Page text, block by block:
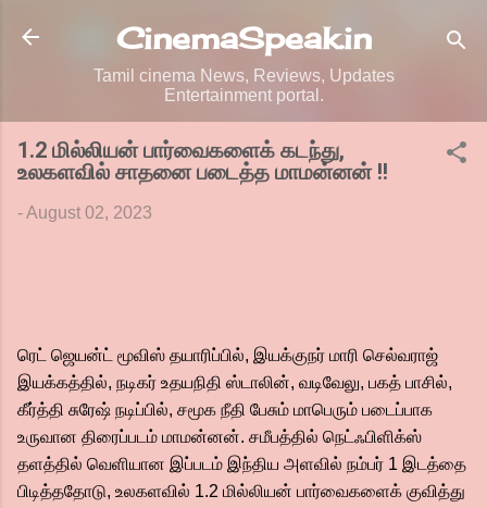
Skip to main content
CinemaSpeak.in
Tamil cinema News, Reviews, Updates
Entertainment portal.
1.2 மில்லியன் பார்வைகளைக் கடந்து,
உலகளவில் சாதனை படைத்த மாமன்னன் !!
-August 02, 2023
ரெட் ஜெயன்ட் மூவிஸ் தயாரிப்பில், இயக்குநர் மாரி செல்வராஜ்
இயக்கத்தில், நடிகர் உதயநிதி ஸ்டாலின், வடிவேலு, பகத் பாசில்,
கீர்த்தி சுரேஷ் நடிப்பில், சமூக நீதி பேசும் மாபெரும் படைப்பாக
உருவான திரைப்படம் மாமன்னன். சமீபத்தில் நெட்ஃபிளிக்ஸ்
தளத்தில் வெளியான இப்படம் இந்திய அளவில் நம்பர் 1 இடத்தை
பிடித்ததோடு, உலகளவில் 1.2 மில்லியன் பார்வைகளைக் குவித்து